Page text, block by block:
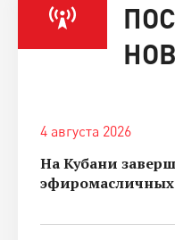
4 августа 2026
На Кубани